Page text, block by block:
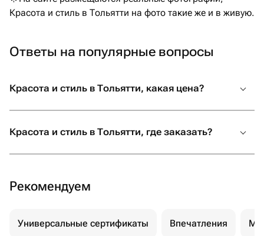
Красота и стиль в Тольятти на фото такие же и в живую.
Ответы на популярные вопросы
Красота и стиль в Тольятти, какая цена?
Красота и стиль в Тольятти, где заказать?
Рекомендуем
Универсальные сертификаты Впечатления